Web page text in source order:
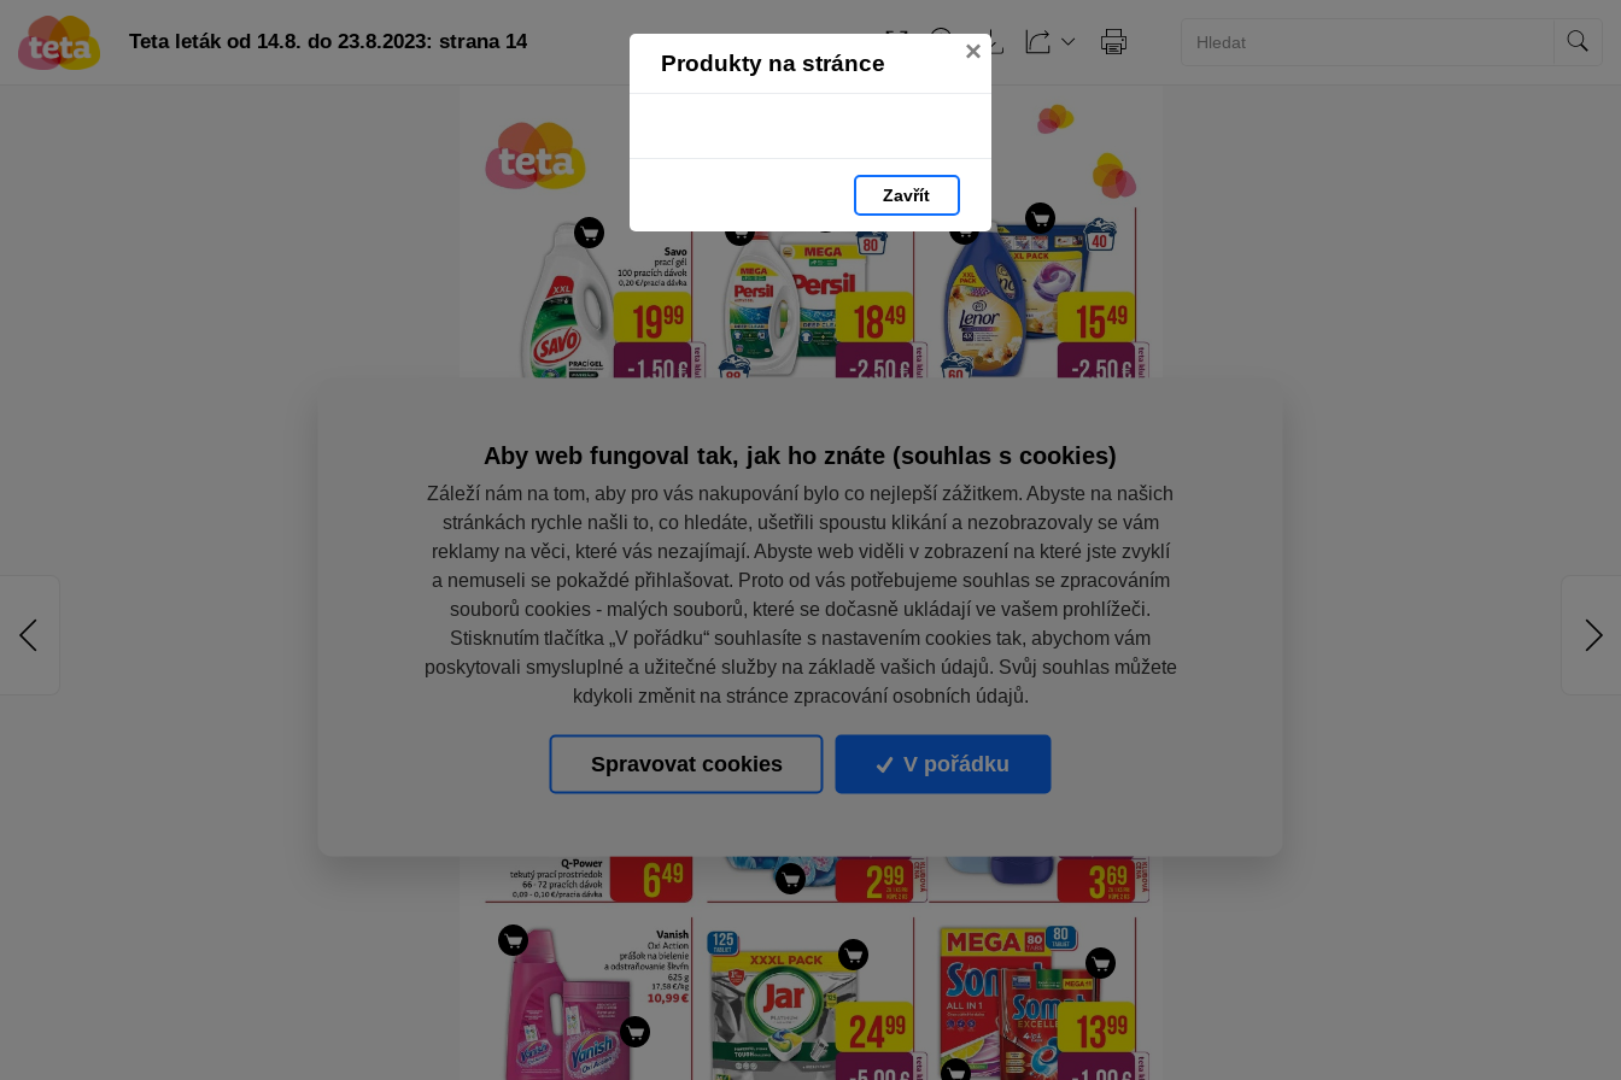
Produkty na stránce ×
Zavřít
Teta leták od 14.8. do 23.8.2023: strana 14
Aby web fungoval tak, jak ho znáte (souhlas s cookies)
Záleží nám na tom, aby pro vás nakupování bylo co nejlepší zážitkem. Abyste na našich
stránkách rychle našli to, co hledáte, ušetřili spoustu klikání a nezobrazovaly se vám
reklamy na věci, které vás nezajímají. Abyste web viděli v zobrazení na které jste zvyklí
a nemuseli se pokaždé přihlašovat. Proto od vás potřebujeme souhlas se zpracováním
souborů cookies - malých souborů, které se dočasně ukládají ve vašem prohlížeči.
Stisknutím tlačítka „V pořádku“ souhlasíte s nastavením cookies tak, abychom vám
poskytovali smysluplné a užitečné služby na základě vašich údajů. Svůj souhlas můžete
kdykoli změnit na stránce zpracování osobních údajů.
Spravovat cookies V pořádku